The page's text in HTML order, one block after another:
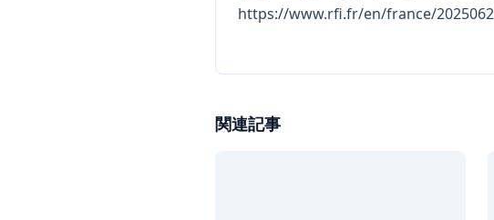
https://www.rfi.fr/en/france/
関連記事